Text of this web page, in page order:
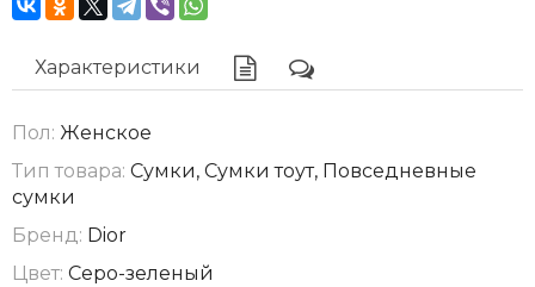
Характеристики
Пол: Женское
Тип товара: Сумки, Сумки тоут, Повседневные
сумки
Бренд: Dior
Цвет: Серо-зеленый